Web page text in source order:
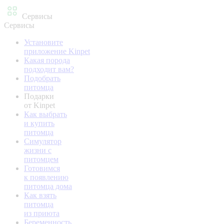
Сервисы
Сервисы
Установите
приложение Kinpet
Какая порода
подходит вам?
Подобрать
питомца
Подарки
от Kinpet
Как выбрать
и купить
питомца
Симулятор
жизни с
питомцем
Готовимся
к появлению
питомца дома
Как взять
питомца
из приюта
Беременность